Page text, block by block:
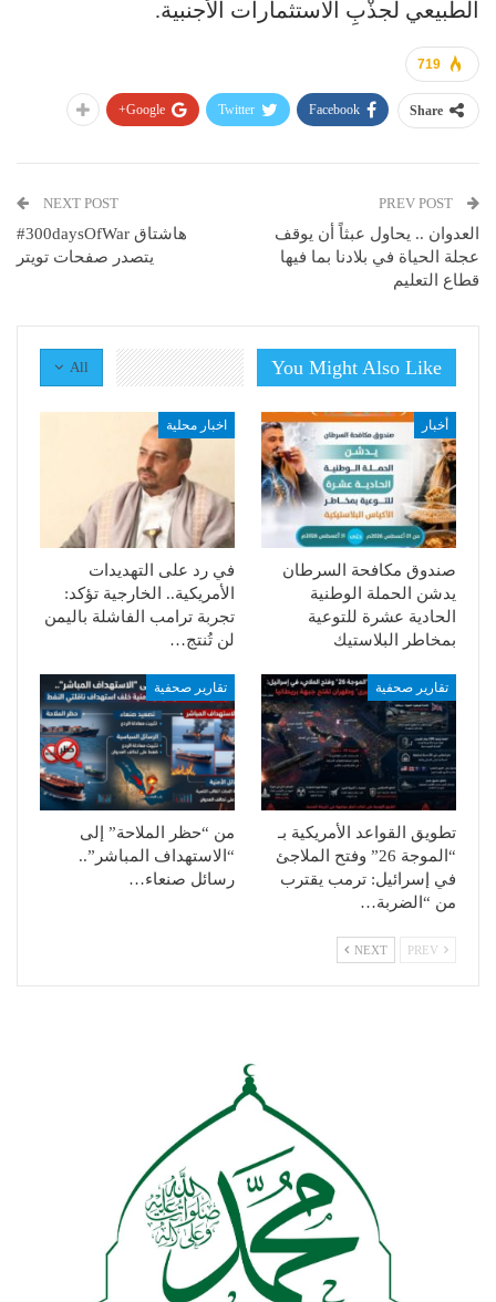
الطبيعي لجذْبِ الاستثمارات الأجنبية.
719
Share
Facebook
Twitter
Google+
العدوان .. يحاول عبثاً أن يوقف
عجلة الحياة في بلادنا بما فيها
قطاع التعليم
NEXT POST
يتصدر صفحات تويتر
All You Might Also Like
أخبار
صندوق مكافحة السرطان
يدشن الحملة الوطنية
الحادية عشرة للتوعية
بمخاطر البلاستيك
اخبار محلية
في رد على التهديدات
الأمريكية.. الخارجية تؤكد:
تجربة ترامب الفاشلة باليمن
لن تُنتج…
تقارير صحفية
تطويق القواعد الأمريكية بـ
“الموجة 26” وفتح الملاجئ
في إسرائيل: ترمب يقترب
من “الضربة…
تقارير صحفية
من “حظر الملاحة” إلى
“الاستهداف المباشر”..
رسائل صنعاء…
NEXT